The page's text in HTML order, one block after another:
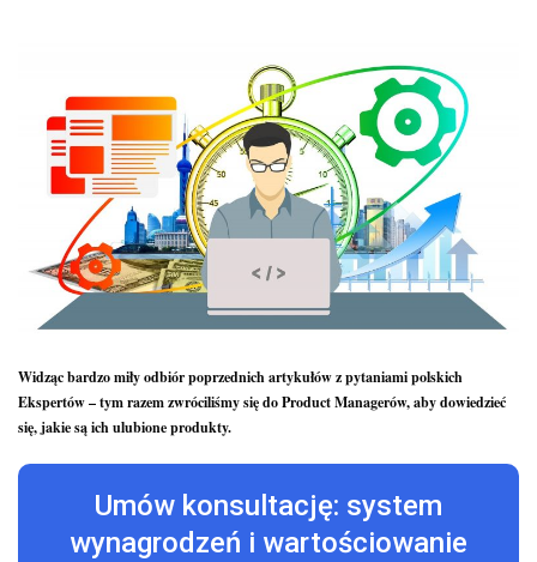
Widząc bardzo miły odbiór poprzednich artykułów z pytaniami polskich
Ekspertów – tym razem zwróciliśmy się do Product Managerów, aby dowiedzieć
się, jakie są ich ulubione produkty.
Umów konsultację: system
wynagrodzeń i wartościowanie